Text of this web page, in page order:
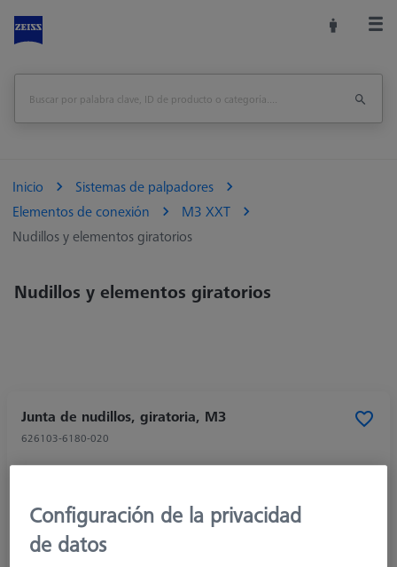
Inicio
Sistemas de palpadores
Elementos de conexión
M3 XXT
Nudillos y elementos giratorios
Nudillos y elementos giratorios
Junta de nudillos, giratoria, M3
626103-6180-020
Configuración de la privacidad
de datos